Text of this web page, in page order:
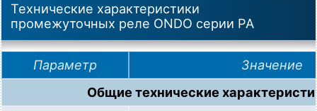
Технические характеристики
промежуточных реле ONDO серии PA
Параметр
Значение
Общие технические